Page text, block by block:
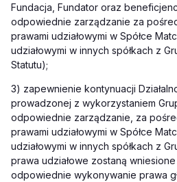
Fundacja, Fundator oraz
odpowiednie zarządzanie za
prawami udziałowymi w Spółce
udziałowymi w innych spółkach z
Statutu);
3) zapewnienie kontynuacji
prowadzonej z wykorzystaniem
odpowiednie zarządzanie, za
prawami udziałowymi w Spółce
udziałowymi w innych spółkach z
prawa udziałowe zostaną
odpowiednie wykonywanie prawa